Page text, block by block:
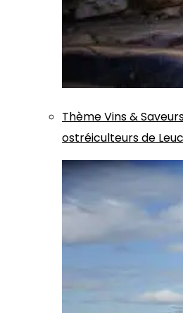
ThèmeVins &
ostréiculteurs de